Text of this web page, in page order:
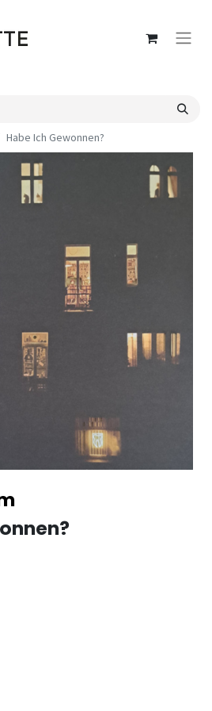
Habe Ich Gewonnen?